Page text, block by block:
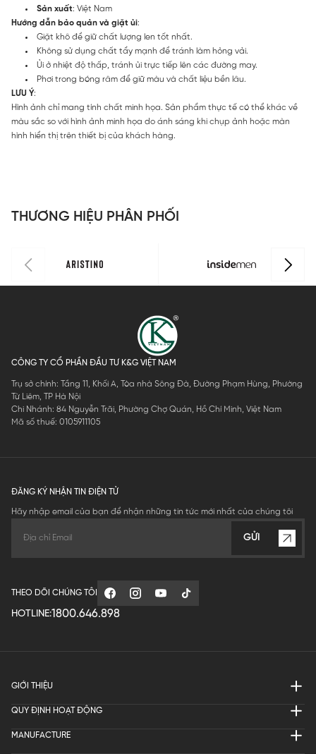
Sản xuất: Việt Nam
Hướng dẫn bảo quản và giặt ủi:
Giặt khô để giữ chất lượng len tốt nhất.
Không sử dụng chất tẩy mạnh để tránh làm hỏng vải.
Ủi ở nhiệt độ thấp, tránh ủi trực tiếp lên các đường may.
Phơi trong bóng râm để giữ màu và chất liệu bền lâu.
LƯU Ý:
Hình ảnh chỉ mang tính chất minh họa. Sản phẩm thực tế có thể khác về
màu sắc so với hình ảnh minh họa do ánh sáng khi chụp ảnh hoặc màn
hình hiển thị trên thiết bị của khách hàng.
THƯƠNG HIỆU PHÂN PHỐI
CÔNG TY CỔ PHẦN ĐẦU TƯ K&G VIỆT NAM
Trụ sở chính: Tầng 11, Khối A, Tòa nhà Sông Đà, Đường Phạm Hùng, Phường
Từ Liêm, TP Hà Nội
Chi Nhánh: 84 Nguyễn Trãi, Phường Chợ Quán, Hồ Chí Minh, Việt Nam
Mã số thuế: 0105911105
ĐĂNG KÝ NHẬN TIN ĐIỆN TỬ
Hãy nhập email của bạn để nhận những tin tức mới nhất của chúng tôi
GỬI
THEO DÕI CHÚNG TÔI
HOTLINE:1800.646.898
GIỚI THIỆU
QUY ĐỊNH HOẠT ĐỘNG
MANUFACTURE